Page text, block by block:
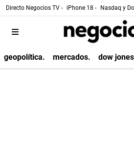
Directo Negocios TV - iPhone 18 - Nasdaq y
geopolítica. mercados. dow